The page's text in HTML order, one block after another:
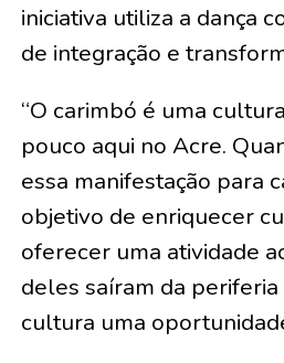
iniciativa utiliza a dança
de integração e
“O carimbó é uma
pouco aqui no Acre.
essa manifestação para
objetivo de enriquecer
oferecer uma atividade
deles saíram da
cultura uma